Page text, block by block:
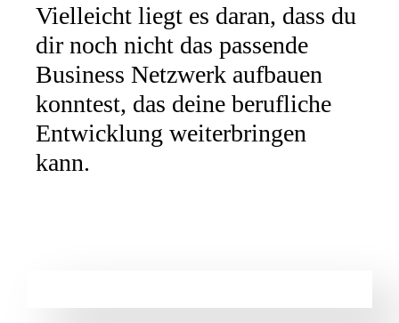
Vielleicht liegt es daran, dass du
dir noch nicht das passende
Business Netzwerk aufbauen
konntest, das deine berufliche
Entwicklung weiterbringen
kann.